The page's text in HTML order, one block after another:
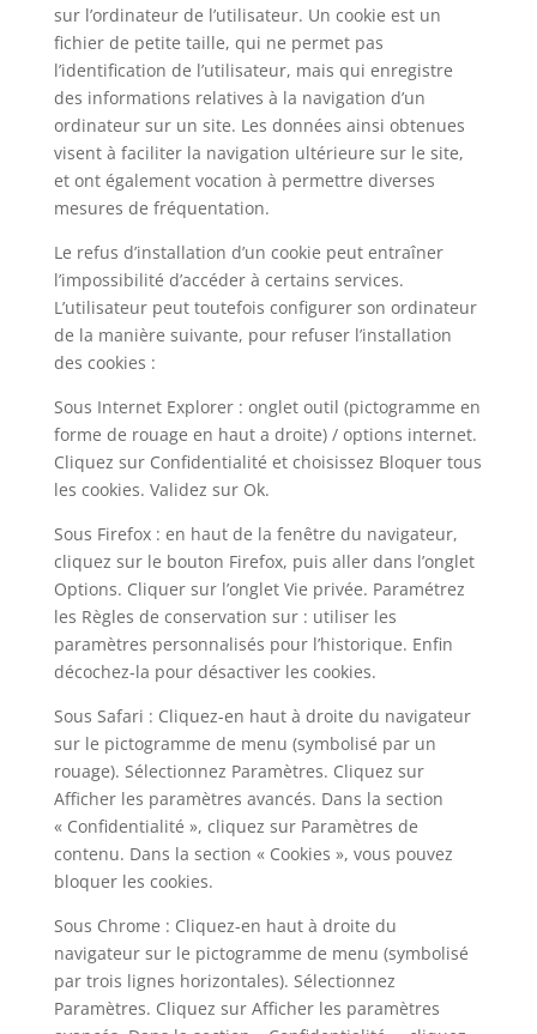
sur l’ordinateur de l’utilisateur. Un cookie est un
fichier de petite taille, qui ne permet pas
l’identification de l’utilisateur, mais qui enregistre
des informations relatives à la navigation d’un
ordinateur sur un site. Les données ainsi obtenues
visent à faciliter la navigation ultérieure sur le site,
et ont également vocation à permettre diverses
mesures de fréquentation.
Le refus d’installation d’un cookie peut entraîner
l’impossibilité d’accéder à certains services.
L’utilisateur peut toutefois configurer son ordinateur
de la manière suivante, pour refuser l’installation
des cookies :
Sous Internet Explorer : onglet outil (pictogramme en
forme de rouage en haut a droite) / options internet.
Cliquez sur Confidentialité et choisissez Bloquer tous
les cookies. Validez sur Ok.
Sous Firefox : en haut de la fenêtre du navigateur,
cliquez sur le bouton Firefox, puis aller dans l’onglet
Options. Cliquer sur l’onglet Vie privée. Paramétrez
les Règles de conservation sur : utiliser les
paramètres personnalisés pour l’historique. Enfin
décochez-la pour désactiver les cookies.
Sous Safari : Cliquez-en haut à droite du navigateur
sur le pictogramme de menu (symbolisé par un
rouage). Sélectionnez Paramètres. Cliquez sur
Afficher les paramètres avancés. Dans la section
« Confidentialité », cliquez sur Paramètres de
contenu. Dans la section « Cookies », vous pouvez
bloquer les cookies.
Sous Chrome : Cliquez-en haut à droite du
navigateur sur le pictogramme de menu (symbolisé
par trois lignes horizontales). Sélectionnez
Paramètres. Cliquez sur Afficher les paramètres